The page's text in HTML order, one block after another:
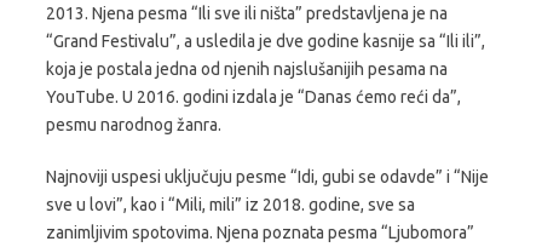
2013. Njena pesma “Ili sve ili ništa” predstavljena je na
“Grand Festivalu”, a usledila je dve godine kasnije sa “Ili ili”,
koja je postala jedna od njenih najslušanijih pesama na
YouTube. U 2016. godini izdala je “Danas ćemo reći da”,
pesmu narodnog žanra.
Najnoviji uspesi uključuju pesme “Idi, gubi se odavde” i “Nije
sve u lovi”, kao i “Mili, mili” iz 2018. godine, sve sa
zanimljivim spotovima. Njena poznata pesma “Ljubomora”